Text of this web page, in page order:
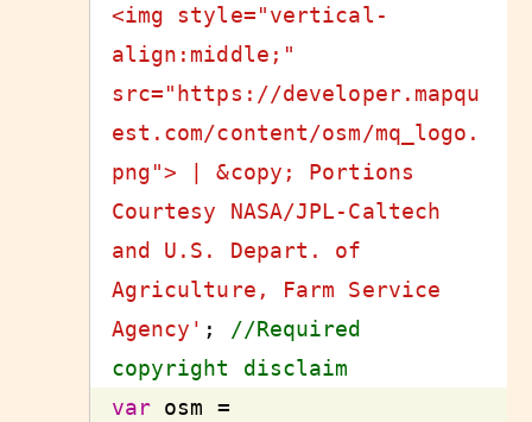
<img style="vertical-
align:middle;"
src="https://developer.mapqu
est.com/content/osm/mq_logo.
png"> | &copy; Portions
Courtesy NASA/JPL-Caltech
and U.S. Depart. of
Agriculture, Farm Service
Agency' ;
//Required
copyright disclaim
var osm =